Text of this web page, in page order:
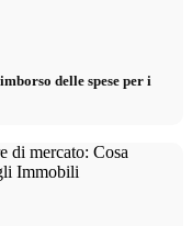
delle spese per i